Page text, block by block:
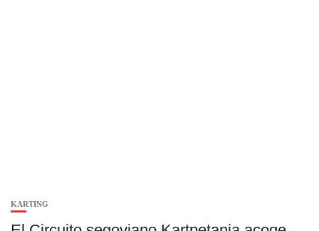
KARTING